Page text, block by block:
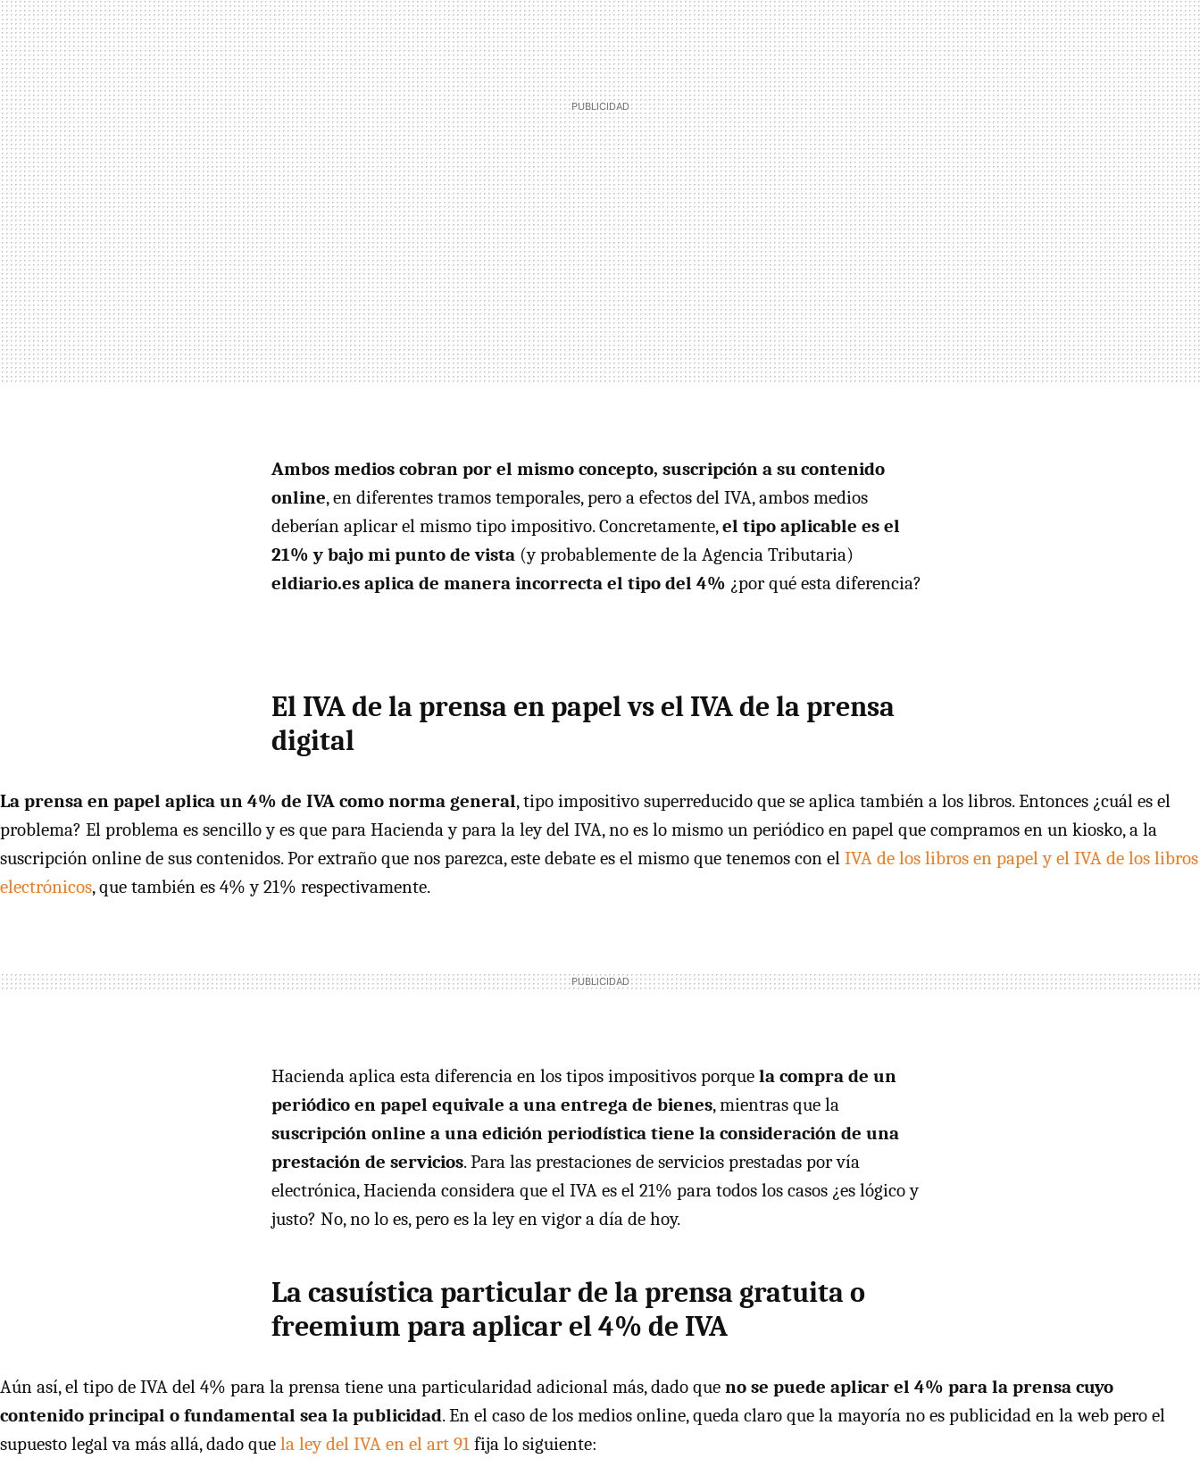
Ambos medios cobran por el mismo concepto, suscripción a su contenido
online, en diferentes tramos temporales, pero a efectos del IVA, ambos medios
deberían aplicar el mismo tipo impositivo. Concretamente,el tipo aplicable es el
21% y bajo mi punto de vista (y probablemente de la Agencia Tributaria)
eldiario.es aplica de manera incorrecta el tipo del 4% ¿por qué esta diferencia?
El IVAde la prensa en papel vs el IVAde la prensa
digital
La prensa en papel aplica un 4% de IVA como norma general, tipo impositivo superreducido que se aplica también a los libros. Entonces ¿cuál es el
problema? El problema es sencillo y es que para Hacienda y para la ley del IVA, no es lo mismo un periódico en papel que compramos en un kiosko, a la
suscripción online de sus contenidos. Por extraño que nos parezca, este debate es el mismo que tenemos con el IVA de los libros en papel y el IVA de los libros
electrónicos, que también es 4% y 21% respectivamente.
Hacienda aplica esta diferencia en los tipos impositivos porque la compra de un
periódico en papel equivale a una entrega de bienes, mientras que la
suscripción online a una edición periodística tiene la consideración de una
prestación de servicios. Para las prestaciones de servicios prestadas por vía
electrónica, Hacienda considera que el IVA es el 21% para todos los casos ¿es lógico y
justo? No, no lo es, pero es la ley en vigor a día de hoy.
La casuística particular de la prensa gratuita o
freemium para aplicar el 4% de IVA
Aún así, el tipo de IVA del 4% para la prensa tiene una particularidad adicional más, dado que no se puede aplicar el 4% para la prensa cuyo
contenido principal o fundamental sea la publicidad. En el caso de los medios online, queda claro que la mayoría no es publicidad en la web pero el
supuesto legal va más allá, dado que la ley del IVA en el art 91 fija lo siguiente: